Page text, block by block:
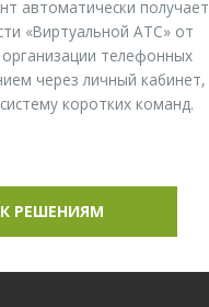
автоматически получает
«Виртуальной АТС» от
телефонных
через личный кабинет,
коротких команд.
РЕШЕНИЯМ